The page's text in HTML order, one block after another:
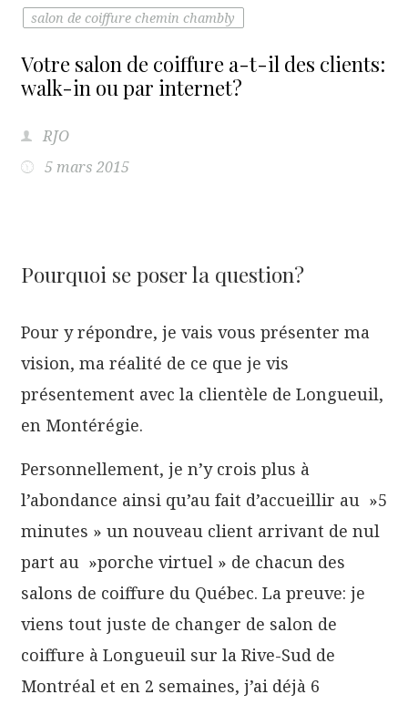
salon de coiffure chemin chambly
Votre salon de coiffure a-t-il des clients:
walk-in ou par internet?
RJO
5 mars 2015
Pourquoi se poser la question?
Pour y répondre, je vais vous présenter ma
vision, ma réalité de ce que je vis
présentement avec la clientèle de Longueuil,
en Montérégie.
Personnellement, je n’y crois plus à
l’abondance ainsi qu’au fait d’accueillir au »5
minutes » un nouveau client arrivant de nul
part au »porche virtuel » de chacun des
salons de coiffure du Québec. La preuve: je
viens tout juste de changer de salon de
coiffure à Longueuil sur la Rive-Sud de
Montréal et en 2 semaines, j’ai déjà 6